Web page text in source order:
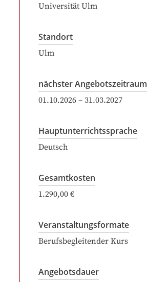
Universität Ulm
Standort
Ulm
nächster Angebotszeitraum
01.10.2026 – 31.03.2027
Hauptunterrichtssprache
Deutsch
Gesamtkosten
1.290,00 €
Veranstaltungsformate
Berufsbegleitender Kurs
Angebotsdauer